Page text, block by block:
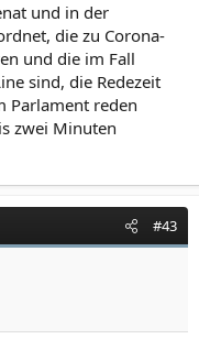
und in der
die zu Corona-
und die im Fall
sind, die Redezeit
Parlament reden
zwei Minuten
#43